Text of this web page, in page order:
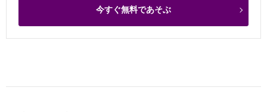
今すぐ無料であそぶ